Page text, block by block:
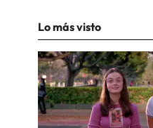
Lo más visto